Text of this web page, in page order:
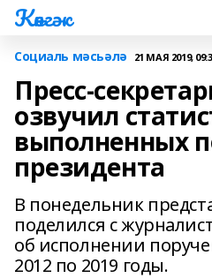
Көнгәк
Социаль мәсьәлә 21 МАЯ 2019,
Пресс-
озвучил
выполненных
президента
В понедельник
поделился с
об исполнении
2012 по 2019 годы.